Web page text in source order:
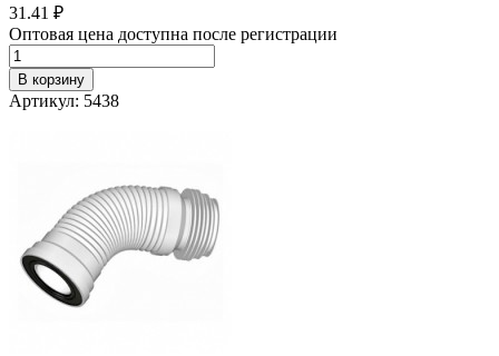
31.41 ₽
Оптовая цена доступна после регистрации
В корзину
Артикул: 5438